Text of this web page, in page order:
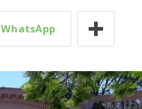
WhatsApp